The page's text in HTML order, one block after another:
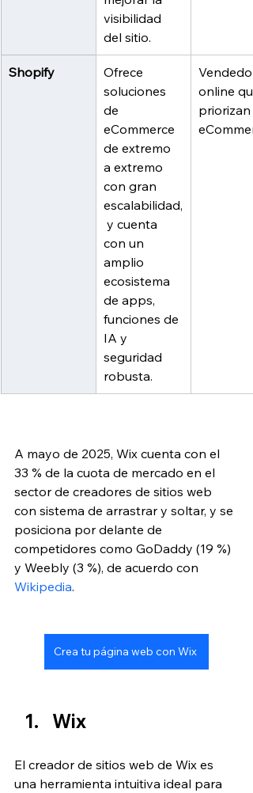
visibilidad
del sitio.
Shopify
Ofrece
soluciones
de
eCommerce
de extremo
a extremo
con gran
escalabilidad,
y cuenta
con un
amplio
ecosistema
de apps,
funciones de
IA y
seguridad
robusta.
online
priorizan
A mayo de 2025, Wix cuenta con el
33 % de la cuota de mercado en el
sector de creadores de sitios web
con sistema de arrastrar y soltar, y se
posiciona por delante de
competidores como GoDaddy (19 %)
y Weebly (3 %), de acuerdo con
Wikipedia.
Crea tu página web con Wix
Wix
El creador de sitios web de Wix es
una herramienta intuitiva ideal para